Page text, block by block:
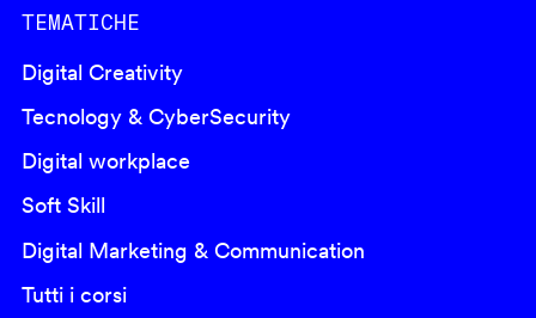
TEMATICHE
Digital Creativity
Tecnology & CyberSecurity
Digital workplace
Soft Skill
Digital Marketing & Communication
Tutti i corsi